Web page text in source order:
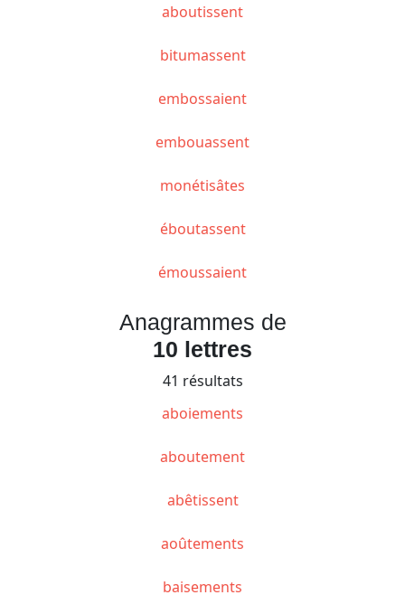
aboutissent
bitumassent
embossaient
embouassent
monétisâtes
éboutassent
émoussaient
Anagrammes de
10 lettres
41 résultats
aboiements
aboutement
abêtissent
aoûtements
baisements